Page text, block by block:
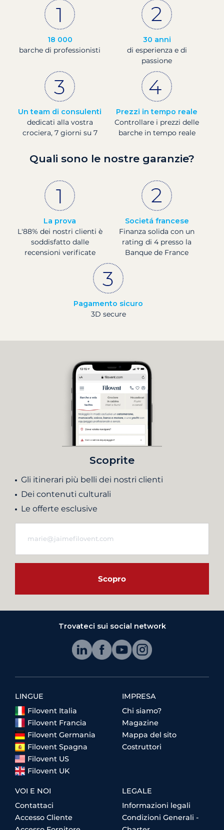
18 000
barche di professionisti
30 anni
di esperienza e di
passione
Un team di consulenti
dedicati alla vostra
crociera, 7 giorni su 7
Prezzi in tempo reale
Controllare i prezzi delle
barche in tempo reale
Quali sono le nostre garanzie?
La prova
L'88% dei nostri clienti è
soddisfatto dalle
recensioni verificate
Societá francese
Finanza solida con un
rating di 4 presso la
Banque de France
Pagamento sicuro
3D secure
Scoprite
Gli itinerari più belli dei nostri clienti
Dei contenuti culturali
Le offerte esclusive
Scopro
Trovateci sui social network
LINGUE
Filovent Italia
Filovent Francia
Filovent Germania
Filovent Spagna
Filovent US
Filovent UK
IMPRESA
Chi siamo?
Magazine
Mappa del sito
Costruttori
VOI E NOI
Contattaci
Accesso Cliente
LEGALE
Informazioni legali
Condizioni Generali -